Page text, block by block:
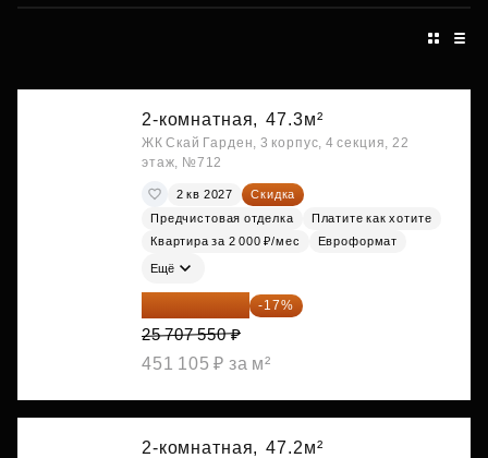
2-комнатная, 47.3м²
ЖК Скай Гарден, 3 корпус, 4 секция, 22
этаж, №712
2 кв 2027
Скидка
Предчистовая отделка
Платите как хотите
Квартира за 2 000 ₽/мес
Евроформат
Ещё
21 337 267 ₽ -17%
25 707 550 ₽
451 105 ₽ за м²
2-комнатная, 47.2м²